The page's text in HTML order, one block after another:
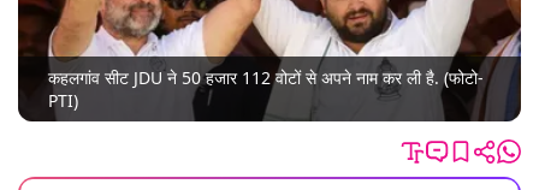
कहलगांव सीट JDU ने 50 हजार 112 वोटों से अपने नाम कर ली है. (फोटो-
PTI)